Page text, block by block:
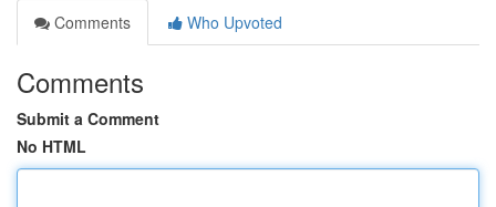
Comments
Who Upvoted
Comments
Submit a Comment
No HTML